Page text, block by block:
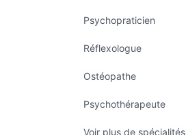
Psychopraticien
Réflexologue
Ostéopathe
Psychothérapeute
Voir plus de spécialités